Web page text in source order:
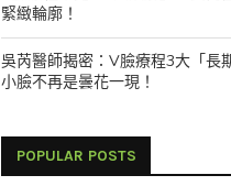
緊緻輪廓！
吳芮醫師揭密：V臉療程3大「長
小臉不再是曇花一現！
POPULAR POSTS